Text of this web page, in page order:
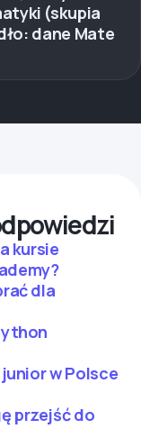
(skupia
dane Mate
kursie
dla
w Polsce
przejść do